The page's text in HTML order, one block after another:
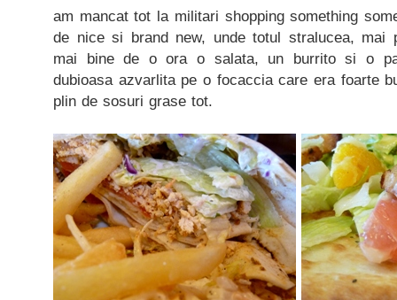
am mancat tot la militari shopping something
de nice si brand new, unde totul stralucea, mai
mai bine de o ora o salata, un burrito si o
dubioasa azvarlita pe o focaccia care era foarte
plin de sosuri grase tot.